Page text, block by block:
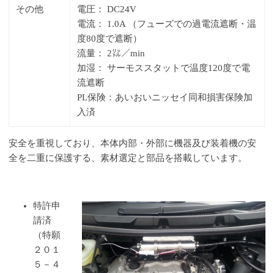
その他
電圧： DC24V
電流： 1.0A （フューズでの過電流遮断・温
度80度で遮断）
流量： 2㍑／min
加湿： サーモススタットで温度120度で電
流遮断
PL保険：あいおいニッセイ同和損害保険加
入済
安全を重視しており、本体内部・外部に機器及び装着機の安
全を二重に保護する、素材選定と部品を搭載しています。
特許申
請済
（特願
２０１
５－４